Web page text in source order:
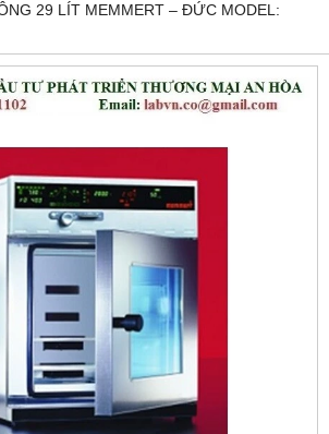
29 LÍT MEMMERT – ĐỨC MODEL: